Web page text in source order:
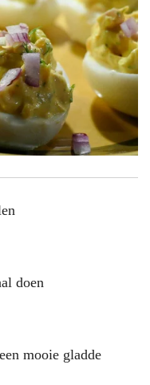
doen
mooie gladde